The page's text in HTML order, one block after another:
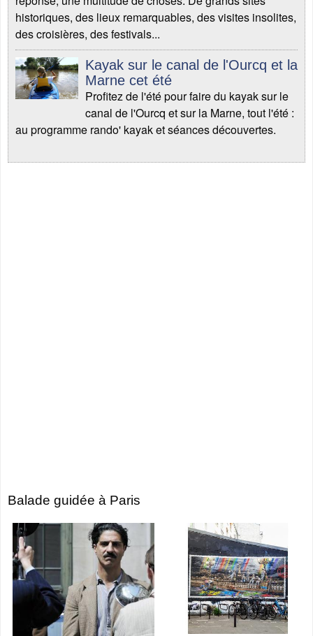
historiques, des lieux remarquables, des visites insolites,
des croisières, des festivals...
Kayak sur le canal de l'Ourcq et la
Marne cet été
Profitez de l'été pour faire du kayak sur le
canal de l'Ourcq et sur la Marne, tout l'été :
au programme rando' kayak et séances découvertes.
Balade guidée à Paris